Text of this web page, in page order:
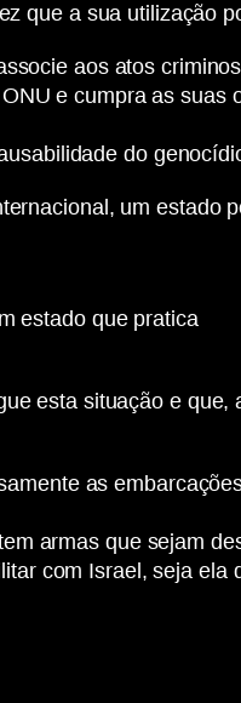
que a sua utilização
aos atos
e cumpra as
do
um
estado que pratica
esta situação e
as
armas que sejam
com Israel, seja ela